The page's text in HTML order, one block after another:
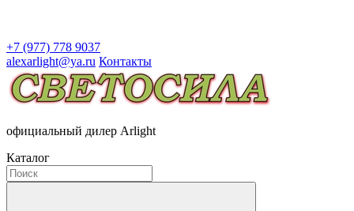
+7 (977) 778 9037
alexarlight@ya.ru Контакты
официальный дилер Arlight
Каталог